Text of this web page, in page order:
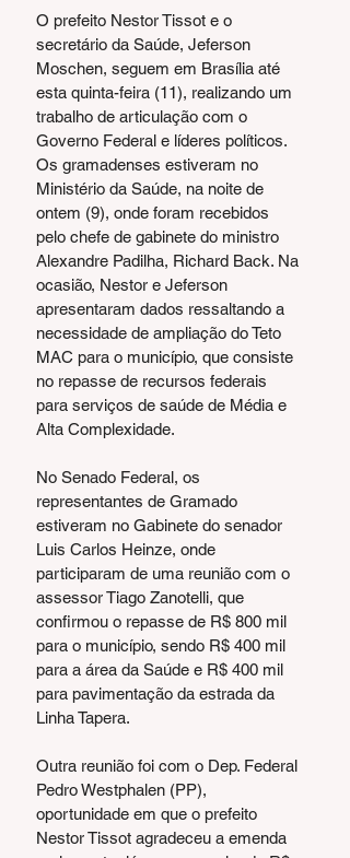
O prefeito Nestor Tissot e o
secretário da Saúde, Jeferson
Moschen, seguem em Brasília até
esta quinta-feira (11), realizando um
trabalho de articulação com o
Governo Federal e líderes políticos.
Os gramadenses estiveram no
Ministério da Saúde, na noite de
ontem (9), onde foram recebidos
pelo chefe de gabinete do ministro
Alexandre Padilha, Richard Back. Na
ocasião, Nestor e Jeferson
apresentaram dados ressaltando a
necessidade de ampliação do Teto
MAC para o município, que consiste
no repasse de recursos federais
para serviços de saúde de Média e
Alta Complexidade.
No Senado Federal, os
representantes de Gramado
estiveram no Gabinete do senador
Luis Carlos Heinze, onde
participaram de uma reunião com o
assessor Tiago Zanotelli, que
confirmou o repasse de R$ 800 mil
para o município, sendo R$ 400 mil
para a área da Saúde e R$ 400 mil
para pavimentação da estrada da
Linha Tapera.
Outra reunião foi com o Dep. Federal
Pedro Westphalen (PP),
oportunidade em que o prefeito
Nestor Tissot agradeceu a emenda